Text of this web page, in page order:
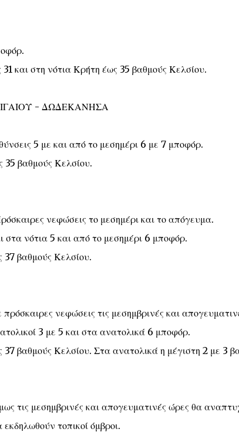
και στη νότια Κρήτη έως 35 βαθμούς Κελσίου.
- ΔΩΔΕΚΑΝΗΣΑ
5 με και από το μεσημέρι 6 με 7 μποφόρ.
βαθμούς Κελσίου.
νεφώσεις το μεσημέρι και το απόγευμα.
στα νότια 5 και από το μεσημέρι 6 μποφόρ.
βαθμούς Κελσίου.
πρόσκαιρες νεφώσεις τις μεσημβρινές και
3 με 5 και στα ανατολικά 6 μποφόρ.
βαθμούς Κελσίου. Στα ανατολικά η μέγιστη 2 με 3
τις μεσημβρινές και απογευματινές ώρες θα
τοπικοί όμβροι.